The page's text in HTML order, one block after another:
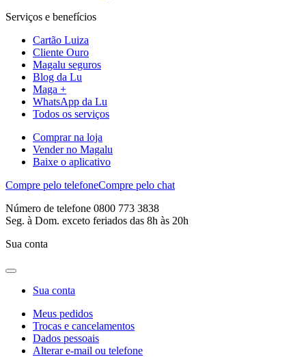
Serviços e benefícios
Cartão Luiza
Cliente Ouro
Magalu seguros
Blog da Lu
Maga +
WhatsApp da Lu
Todos os serviços
Comprar na loja
Vender no Magalu
Baixe o aplicativo
Compre pelo telefoneCompre pelo chat
Número de telefone 0800 773 3838
Seg. à Dom. exceto feriados das 8h às 20h
Sua conta
Sua conta
Meus pedidos
Trocas e cancelamentos
Dados pessoais
Alterar e-mail ou telefone